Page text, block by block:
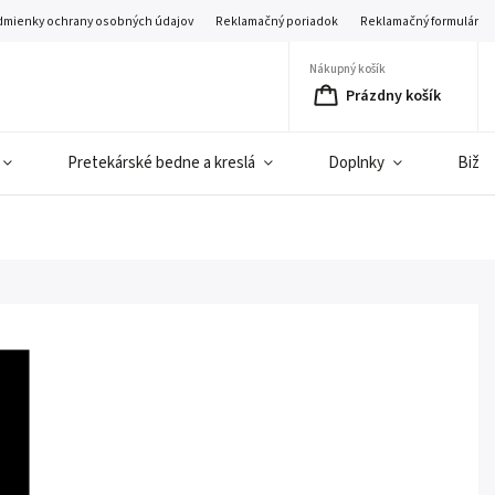
ochrany osobných údajov Reklamačný poriadok Reklamačný formulár
Nákupný košík
Prázdny košík
Pretekárské bedne a kreslá Doplnky